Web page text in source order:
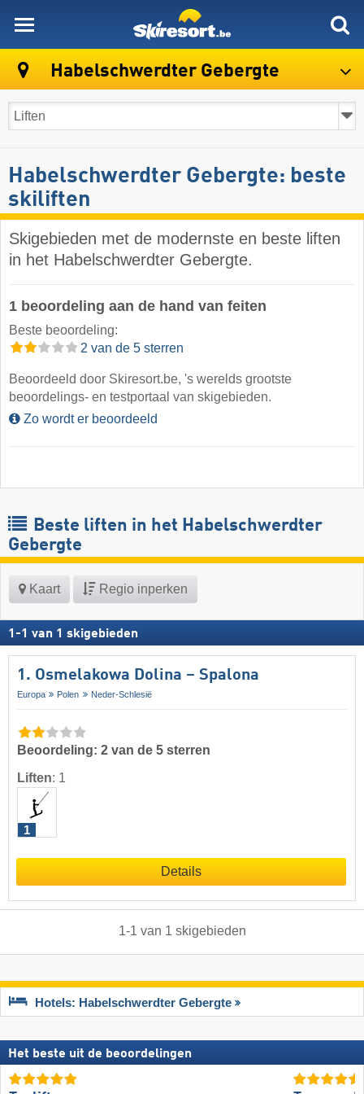
Habelschwerdter Gebergte
Habelschwerdter Gebergte: beste
skiliften
Skigebieden met de modernste en beste liften
in het Habelschwerdter Gebergte.
1 beoordeling aan de hand van feiten
Beste beoordeling:
2 van de 5 sterren
Beoordeeld door Skiresort.be, 's werelds grootste
beoordelings- en testportaal van skigebieden.
Zo wordt er beoordeeld
Beste liften in het Habelschwerdter
Gebergte
Kaart Regio inperken
1 -1 van 1 skigebieden
1. Osmelakowa Dolina – Spalona
Europa Polen Neder-Schlesië
Beoordeling: 2 van de 5 sterren
Liften: 1
1
Details
1-1 van 1 skigebieden
Hotels: Habelschwerdter Gebergte
Het beste uit de beoordelingen